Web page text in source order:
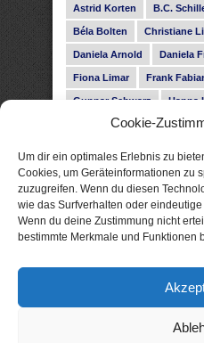
Cookie-
Um dir ein optimales Erlebnis zu
Cookies, um Geräteinformationen zu
zuzugreifen. Wenn du diesen
wie das Surfverhalten oder
Wenn du deine Zustimmung nicht
bestimmte Merkmale und Funktionen
Astrid Korten B.C.
Béla Bolten Christiane
Daniela Arnold Daniela
Fiona Limar Frank
Gunnar Schwarz Hanna
Heike Fröhling Ina Glahe
Leonie Haubrich Lilly
Malin Blunk Marcus
Melisa Schwermer Nele
Noah Fitz Nora Amelie
Subina